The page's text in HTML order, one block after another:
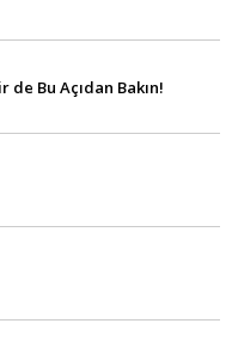
de Bu Açıdan Bakın!